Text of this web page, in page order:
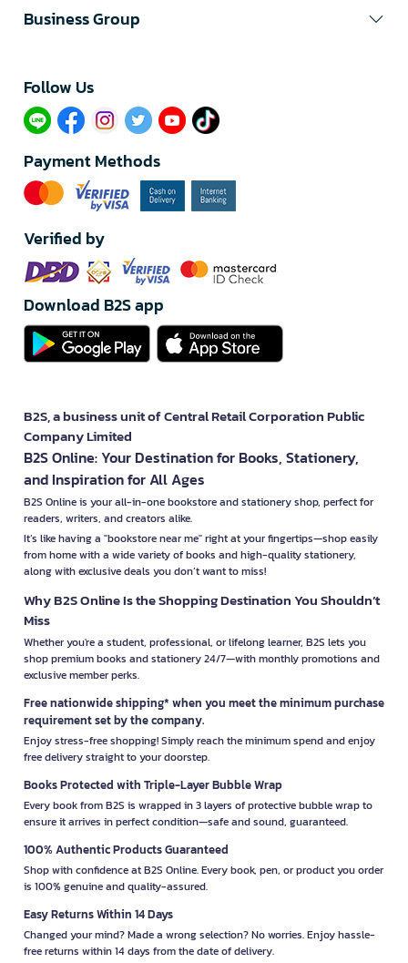
Business Group
Follow Us​
Payment Methods
Verified by
Download B2S app
B2S, a business unit of Central Retail Corporation Public
Company Limited
B2S Online: Your Destination for Books, Stationery,
and Inspiration for All Ages
B2S Online is your all-in-one bookstore and stationery shop, perfect for
readers, writers, and creators alike.
It’s like having a "bookstore near me" right at your fingertips—shop easily
from home with a wide variety of books and high-quality stationery,
along with exclusive deals you don’t want to miss!
Why B2S Online Is the Shopping Destination You Shouldn’t
Miss
Whether you're a student, professional, or lifelong learner, B2S lets you
shop premium books and stationery 24/7—with monthly promotions and
exclusive member perks.
Free nationwide shipping* when you meet the minimum purchase
requirement set by the company.
Enjoy stress-free shopping! Simply reach the minimum spend and enjoy
free delivery straight to your doorstep.
Books Protected with Triple-Layer Bubble Wrap
Every book from B2S is wrapped in 3 layers of protective bubble wrap to
ensure it arrives in perfect condition—safe and sound, guaranteed.
100% Authentic Products Guaranteed
Shop with confidence at B2S Online. Every book, pen, or product you order
is 100% genuine and quality-assured.
Easy Returns Within 14 Days
Changed your mind? Made a wrong selection? No worries. Enjoy hassle-
free returns within 14 days from the date of delivery.